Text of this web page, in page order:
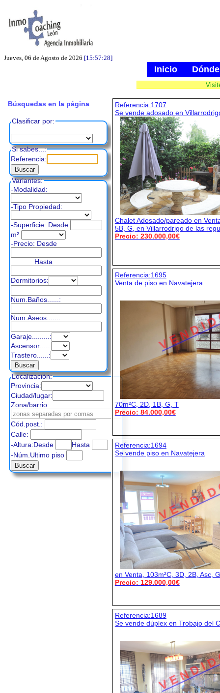
Jueves, 06 de Agosto de 2026 [15:57:29]
Inicio
Búsquedas en la página
Clasificar por:
Si sabes...:
Referencia:
Variantes:
-Modalidad:
-Tipo Propiedad:
-Superficie: Desde
m²
-Precio: Desde
Hasta
Dormitorios:
Num.Baños......:
Num.Aseos......:
Garaje.........:
Ascensor.....:
Trastero......:
Localización:
Provincia:
Ciudad/lugar:
Zona/barrio:
Cód.post.:
Calle:
-Altura:Desde
Hasta
-Núm.Ultimo piso
Referencia:1707
Se vende adosado en
Chalet Adosado/pareado en
5B, G, en Villarrodrigo de las
Precio: 230.000,00€
Referencia:1695
Venta de piso en Navatejera
V E N D I
70m²C, 2D, 1B, G, T
Precio: 84.000,00€
Referencia:1694
Se vende piso en Navatejera
V E N D I
en Venta, 103m²C, 3D, 2B, Asc,
Precio: 129.000,00€
Referencia:1689
Se vende dúplex en Trobajo del
V E N D I